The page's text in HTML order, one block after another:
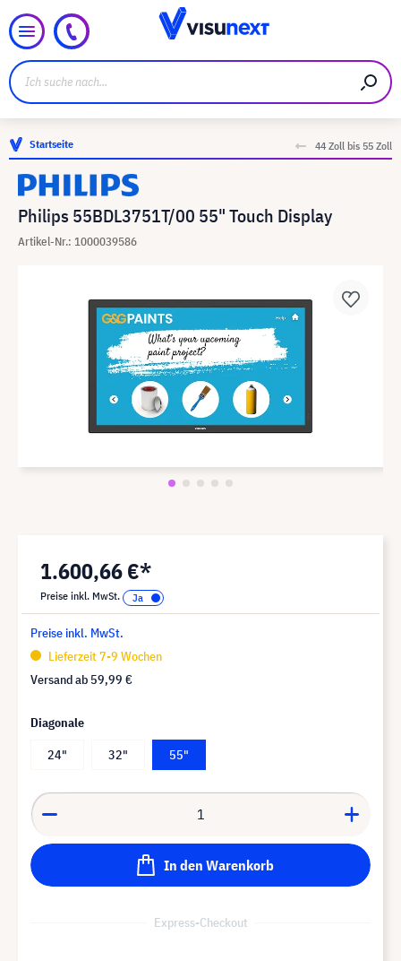
Startseite 44 Zoll bis 55 Zoll
Philips 55BDL3751T/00 55" Touch Display
Artikel-Nr.: 1000039586
1.600,66 €*
Preise inkl. MwSt.
Preise inkl. MwSt.
Lieferzeit 7-9 Wochen
Versand ab 59,99 €
Diagonale
24"
32" 55"
In den Warenkorb
Express-Checkout